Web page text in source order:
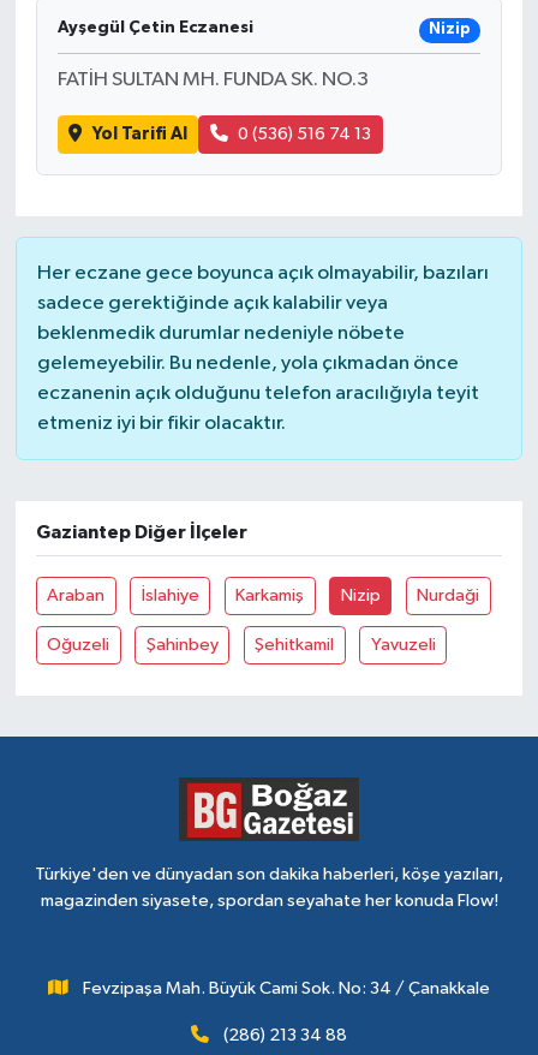
Ayşegül Çetin Eczanesi Nizip
FATİH SULTAN MH. FUNDA SK. NO.3
Yol Tarifi Al 0 (536) 516 74 13
Her eczane gece boyunca açık olmayabilir, bazıları
sadece gerektiğinde açık kalabilir veya
beklenmedik durumlar nedeniyle nöbete
gelemeyebilir. Bu nedenle, yola çıkmadan önce
eczanenin açık olduğunu telefon aracılığıyla teyit
etmeniz iyi bir fikir olacaktır.
Gaziantep Diğer İlçeler
Araban İslahiye Karkamiş Nizip Nurdaği
Oğuzeli Şahinbey Şehitkamil Yavuzeli
Türkiye'den ve dünyadan son dakika haberleri, köşe yazıları,
magazinden siyasete, spordan seyahate her konuda Flow!
Fevzipaşa Mah. Büyük Cami Sok. No: 34 / Çanakkale
(286) 213 34 88